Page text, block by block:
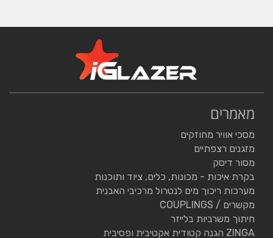
מאמרים
מסכי אוויר מחוזקים
מזגנים רצפתיים
מסור דיסק
בקרת איכות - מכונות, כלים, ציוד ותוכנות
מערכות ריכוך מים לנטרול מרכיבי האבנית
מקשרים / COUPLINGS
חיתוך משרביות בלייזר
ZINGA הגנה קטודית אקטיבית ופסיבית